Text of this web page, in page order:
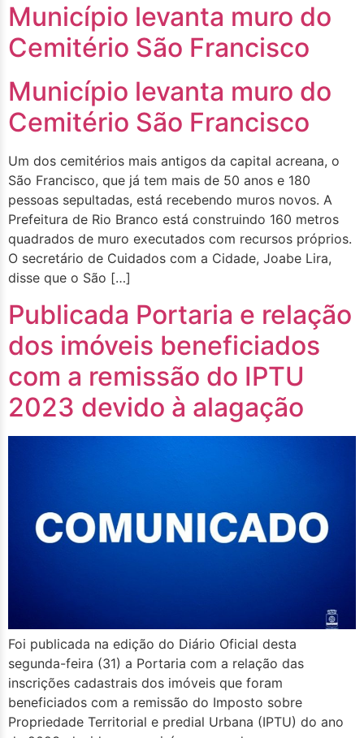
Município levanta muro do
Cemitério São Francisco
Município levanta muro do
Cemitério São Francisco
Um dos cemitérios mais antigos da capital acreana, o
São Francisco, que já tem mais de 50 anos e 180
pessoas sepultadas, está recebendo muros novos. A
Prefeitura de Rio Branco está construindo 160 metros
quadrados de muro executados com recursos próprios.
O secretário de Cuidados com a Cidade, Joabe Lira,
disse que o São […]
Publicada Portaria e relação
dos imóveis beneficiados
com a remissão do IPTU
2023 devido à alagação
Foi publicada na edição do Diário Oficial desta
segunda-feira (31) a Portaria com a relação das
inscrições cadastrais dos imóveis que foram
beneficiados com a remissão do Imposto sobre
Propriedade Territorial e predial Urbana (IPTU) do ano